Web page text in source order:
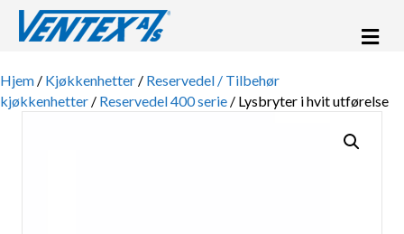
Hjem / Kjøkkenhetter / Reservedel / Tilbehør
kjøkkenhetter / Reservedel 400 serie / Lysbryter i hvit utførelse